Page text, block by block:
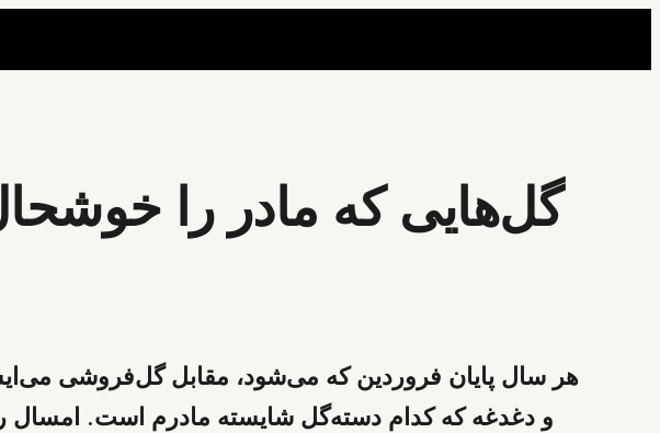
گل‌هایی که مادر را
هر سال پایان فروردین که می‌شود، مقابل گل‌فروشی